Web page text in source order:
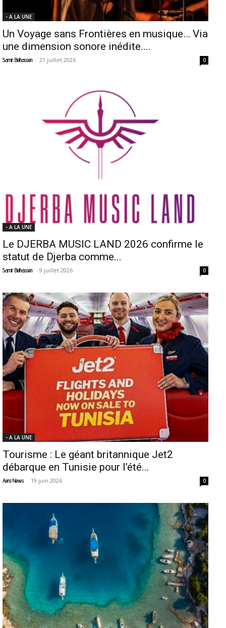
- A LA UNE
Un Voyage sans Frontières en musique… Via
une dimension sonore inédite....
Samir Belhassen - 21 juillet 2026 0
- A LA UNE
Le DJERBA MUSIC LAND 2026 confirme le
statut de Djerba comme...
Samir Belhassen - 9 juillet 2026 0
- A LA UNE
Tourisme : Le géant britannique Jet2
débarque en Tunisie pour l’été...
Aero News - 19 juin 2026 0